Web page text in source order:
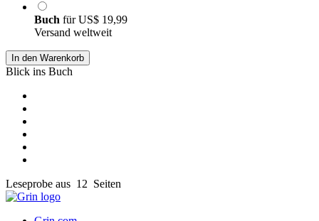
Buch fürUS$ 19,99
Versand weltweit
In den Warenkorb
Blick ins Buch
Leseprobe aus 12 Seiten